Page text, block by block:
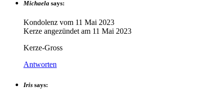
Michaela says:
Kondolenz vom 11 Mai 2023
Kerze angezündet am 11 Mai 2023
Kerze-Gross
Antworten
Iris says: